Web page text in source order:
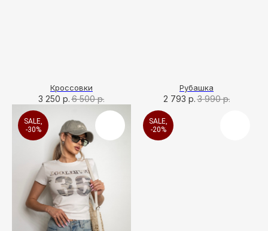
Кроссовки
3 250 р. 6 500 р.
Рубашка
2 793 р. 3 990 р.
SALE,
-30%
SALE,
-20%